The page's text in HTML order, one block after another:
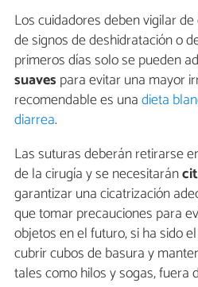
Los cuidadores deben vigilar
de signos de deshidratación o
primeros días solo se pueden
suaves para evitar una mayor
recomendable es unadieta
diarrea.
Las suturas deberán retirarse
de la cirugía y se necesitarán
garantizar una cicatrización
que tomar precauciones para
objetos en el futuro, si ha sido
cubrir cubos de basura y
tales como hilos y sogas, fuera